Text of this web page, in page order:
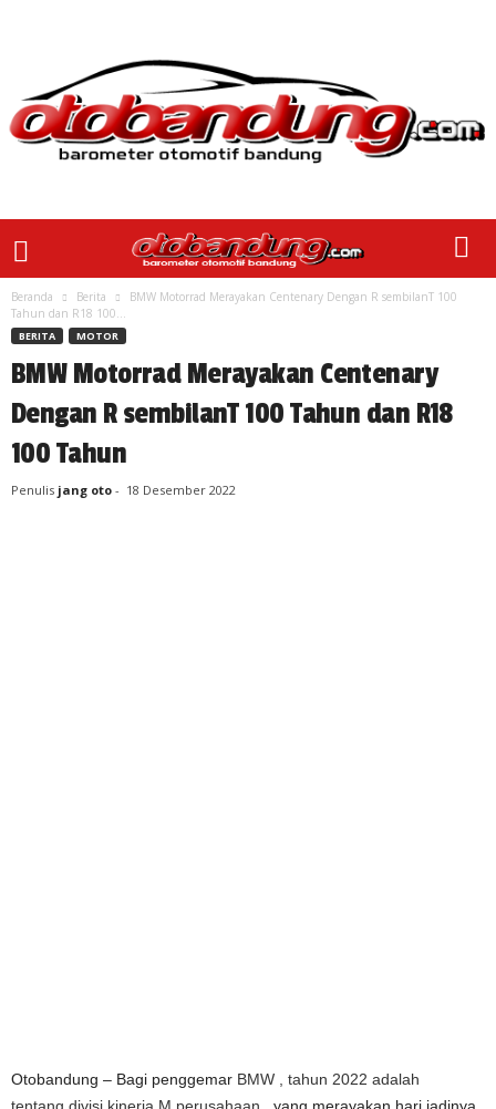
Beranda Berita
BMW Motorrad Merayakan Centenary Dengan R sembilanT 100
Tahun dan R18 100...
BERITA MOTOR
BMW Motorrad Merayakan Centenary
Dengan R sembilanT 100 Tahun dan R18
100 Tahun
Penulis jang oto - 18 Desember 2022
Otobandung – Bagi penggemar BMW , tahun 2022 adalah